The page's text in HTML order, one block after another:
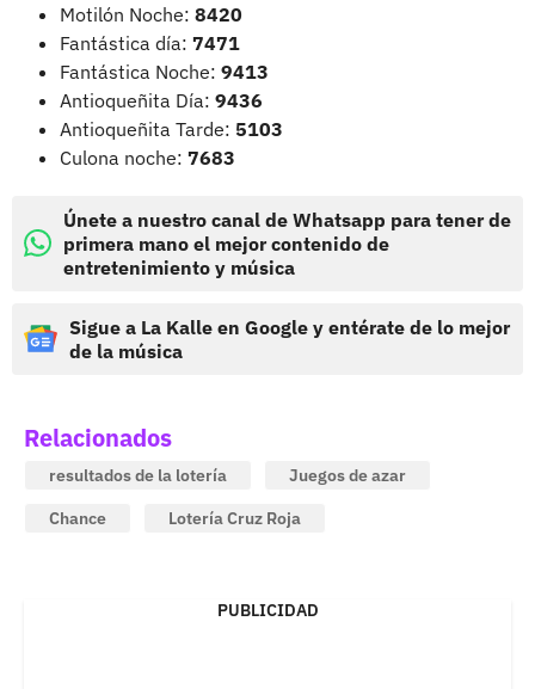
Motilón Noche: 8420
Fantástica día: 7471
Fantástica Noche: 9413
Antioqueñita Día: 9436
Antioqueñita Tarde: 5103
Culona noche: 7683
Únete a nuestro canal de Whatsapp para tener de
primera mano el mejor contenido de
entretenimiento y música
Sigue a La Kalle en Google y entérate de lo mejor
de la música
Relacionados
resultados de la lotería
Juegos de azar
Chance
Lotería Cruz Roja
PUBLICIDAD